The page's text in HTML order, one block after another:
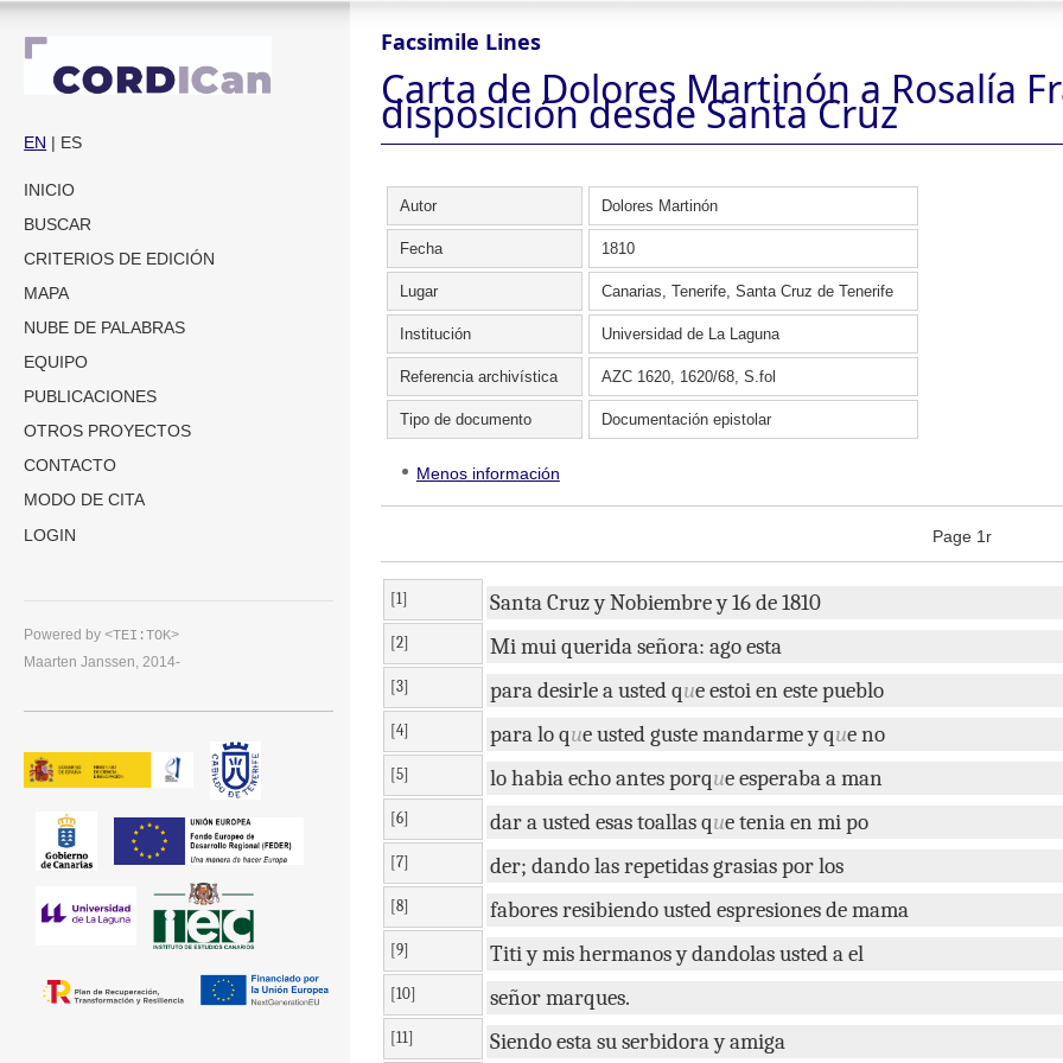
EN | ES
INICIO
BUSCAR
CRITERIOS DE EDICIÓN
MAPA
NUBE DE PALABRAS
EQUIPO
PUBLICACIONES
OTROS PROYECTOS
CONTACTO
MODO DE CITA
LOGIN
Powered by<TEI:TOK>
Maarten Janssen, 2014-
Facsimile Lines
Carta de Dolores Martinón a Rosalía
disposición desde Santa Cruz
Autor Dolores Martinón
Fecha 1810
Lugar Canarias, Tenerife, Santa Cruz de Tenerife
Institución Universidad de La Laguna
Referencia archivística AZC 1620, 1620/68, S.fol
Tipo de documento Documentación epistolar
Menos información
Page 1r
[1] SantaCruzyNobiembrey16de1810
[2] Mimuiqueridaseñora: agoesta
[3] paradesirleaustedqueestoien estepueblo
[4] paraloqueustedgustemandarmeyqueno
[5] lohabiaechoantesporqueesperabaaman
[6] daraustedesastoallasqueteniaen mipo
[7] der; dandolasrepetidasgrasiasporlos
[8] faboresresibiendoustedespresionesdemama
[9] Titiymishermanosydandolasustedael
[10] señormarques.
[11] Siendoestasuserbidorayamiga